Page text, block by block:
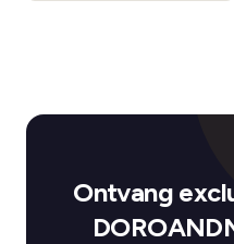
Ontvang